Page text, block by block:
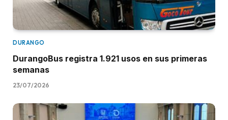
DURANGO
DurangoBus registra 1.921 usos en sus primeras
semanas
23/07/2026